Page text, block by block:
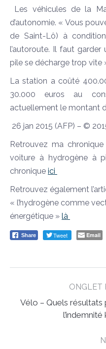
Les véhicules de la
d’autonomie. « Vous
de Saint-Lô) à
l’autoroute. Il faut garder
pile se décharge trop vite
La station a coûté
30.000 euros au
actuellement le montant
26 jan 2015 (AFP) – ©
Retrouvez ma
voiture à hydrogène à
chronique ici
Retrouvez également
« l’hydrogène comme
énergétique » là
Share Tweet Email
ONGLET
Vélo – Quels résultats